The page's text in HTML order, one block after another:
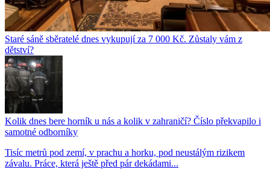
Staré sáně sběratelé dnes vykupují za 7 000 Kč. Zůstaly vám z
dětství?
Kolik dnes bere horník u nás a kolik v zahraničí? Číslo překvapilo i
samotné odborníky
Tisíc metrů pod zemí, v prachu a horku, pod neustálým rizikem
závalu. Práce, která ještě před pár dekádami...